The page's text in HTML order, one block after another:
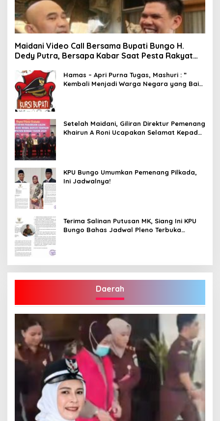
Maidani Video Call Bersama Bupati Bungo H.
Dedy Putra, Bersapa Kabar Saat Pesta Rakyat
Hamas – Apri Purna Tugas, Mashuri : ”
Kembali Menjadi Warga Negara yang Baik,
Setelah Maidani, Giliran Direktur Pemenang
Khairun A Roni Ucapakan Selamat Kepada
KPU Bungo Umumkan Pemenang Pilkada,
Ini Jadwalnya!
Terima Salinan Putusan MK, Siang Ini KPU
Bungo Bahas Jadwal Pleno Terbuka
Daerah